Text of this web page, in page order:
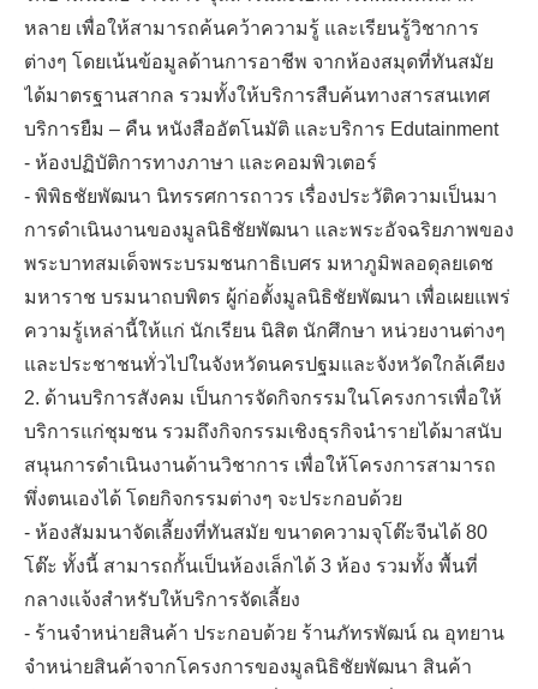
หลาย เพื่อให้สามารถค้นคว้าความรู้ และเรียนรู้วิชาการ
ต่างๆ โดยเน้นข้อมูลด้านการอาชีพ จากห้องสมุดที่ทันสมัย
ได้มาตรฐานสากล รวมทั้งให้บริการสืบค้นทางสารสนเทศ
บริการยืม – คืน หนังสืออัตโนมัติ และบริการ Edutainment
- ห้องปฏิบัติการทางภาษา และคอมพิวเตอร์
- พิพิธชัยพัฒนา นิทรรศการถาวร เรื่องประวัติความเป็นมา
การดำเนินงานของมูลนิธิชัยพัฒนา และพระอัจฉริยภาพของ
พระบาทสมเด็จพระบรมชนกาธิเบศร มหาภูมิพลอดุลยเดช
มหาราช บรมนาถบพิตร ผู้ก่อตั้งมูลนิธิชัยพัฒนา เพื่อเผยแพร่
ความรู้เหล่านี้ให้แก่ นักเรียน นิสิต นักศึกษา หน่วยงานต่างๆ
และประชาชนทั่วไปในจังหวัดนครปฐมและจังหวัดใกล้เคียง
2. ด้านบริการสังคม เป็นการจัดกิจกรรมในโครงการเพื่อให้
บริการแก่ชุมชน รวมถึงกิจกรรมเชิงธุรกิจนำรายได้มาสนับ
สนุนการดำเนินงานด้านวิชาการ เพื่อให้โครงการสามารถ
พึ่งตนเองได้ โดยกิจกรรมต่างๆ จะประกอบด้วย
- ห้องสัมมนาจัดเลี้ยงที่ทันสมัย ขนาดความจุโต๊ะจีนได้ 80
โต๊ะ ทั้งนี้ สามารถกั้นเป็นห้องเล็กได้ 3 ห้อง รวมทั้ง พื้นที่
กลางแจ้งสำหรับให้บริการจัดเลี้ยง
- ร้านจำหน่ายสินค้า ประกอบด้วย ร้านภัทรพัฒน์ ณ อุทยาน
จำหน่ายสินค้าจากโครงการของมูลนิธิชัยพัฒนา สินค้า